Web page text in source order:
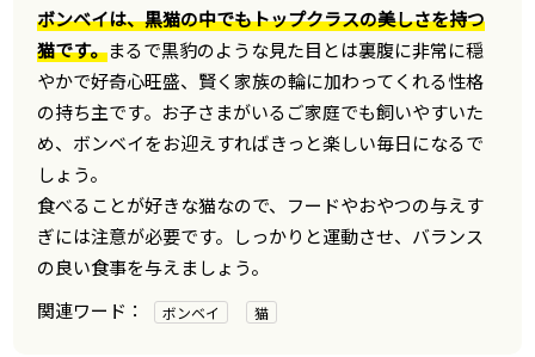
ボンベイは、黒猫の中でもトップクラスの美しさを持つ
猫です。まるで黒豹のような見た目とは裏腹に非常に穏
やかで好奇心旺盛、賢く家族の輪に加わってくれる性格
の持ち主です。お子さまがいるご家庭でも飼いやすいた
め、ボンベイをお迎えすればきっと楽しい毎日になるで
しょう。
食べることが好きな猫なので、フードやおやつの与えす
ぎには注意が必要です。しっかりと運動させ、バランス
の良い食事を与えましょう。
ボンベイ 猫